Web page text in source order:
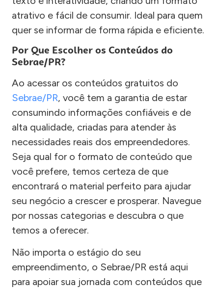
atrativo e fácil de consumir. Ideal para quem
quer se informar de forma rápida e eficiente.
Por Que Escolher os Conteúdos do
Sebrae/PR?
Ao acessar os conteúdos gratuitos do
Sebrae/PR, você tem a garantia de estar
consumindo informações confiáveis e de
alta qualidade, criadas para atender às
necessidades reais dos empreendedores.
Seja qual for o formato de conteúdo que
você prefere, temos certeza de que
encontrará o material perfeito para ajudar
seu negócio a crescer e prosperar. Navegue
por nossas categorias e descubra o que
temos a oferecer.
Não importa o estágio do seu
empreendimento, o Sebrae/PR está aqui
para apoiar sua jornada com conteúdos que